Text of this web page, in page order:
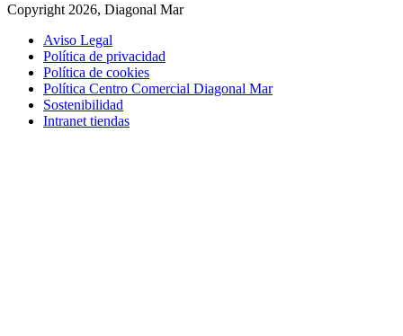
Copyright 2026, Diagonal Mar
Aviso Legal
Política de privacidad
Política de cookies
Política Centro Comercial Diagonal Mar
Sostenibilidad
Intranet tiendas